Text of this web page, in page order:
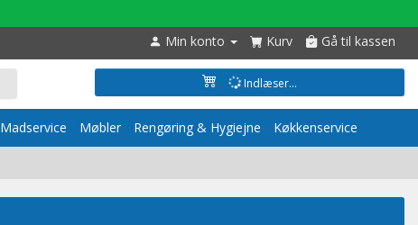
Min konto Kurv Gå til kassen
Indlæser...
Madservice Møbler Rengøring & Hygiejne Køkkenservice